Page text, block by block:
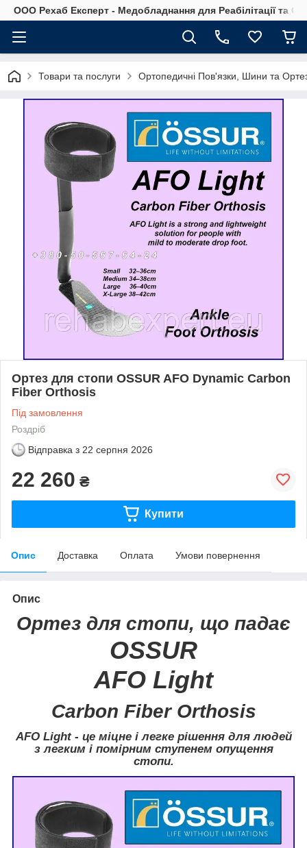
OOO Рехаб Експерт - Медобладнання для Реабілітації та
Товари та послуги Ортопедичні Пов'язки, Шини та
Ортез для стопи OSSUR AFO Dynamic Carbon
Fiber Orthosis
Під замовлення
Роздріб
Відправка з 22 серпня 2026
22 260 ₴
Купити
Опис Доставка Оплата Умови повернення
Опис
Ортез для стопи, що падає
OSSUR
AFO Light
Carbon Fiber Orthosis
AFO Light - це міцне і легке рішення для людей
з легким і помірним ступенем опущення
стопи.